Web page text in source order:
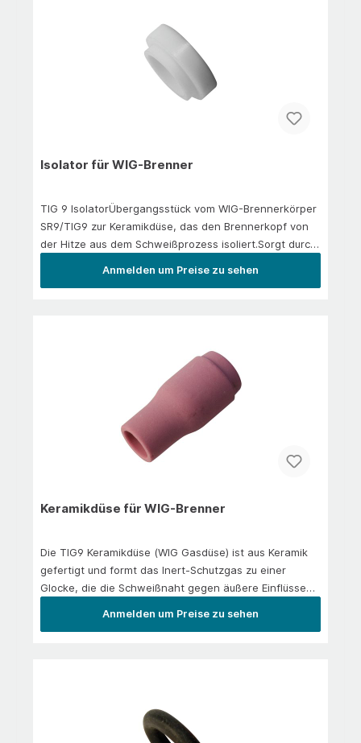
Isolator für WIG-Brenner
TIG 9 IsolatorÜbergangsstück vom WIG-Brennerkörper
SR9/TIG9 zur Keramikdüse, das den Brennerkopf von
der Hitze aus dem Schweißprozess isoliert.Sorgt durch
Anmelden um Preise zu sehen
Keramikdüse für WIG-Brenner
Die TIG9 Keramikdüse (WIG Gasdüse) ist aus Keramik
gefertigt und formt das Inert-Schutzgas zu einer
Glocke, die die Schweißnaht gegen äußere Einflüsse
sowie Düsen für das Arbeiten ohne oder mit Gaslinse
zum Einsatz kommen. Geht es um die passende Größe
Anmelden um Preise zu sehen